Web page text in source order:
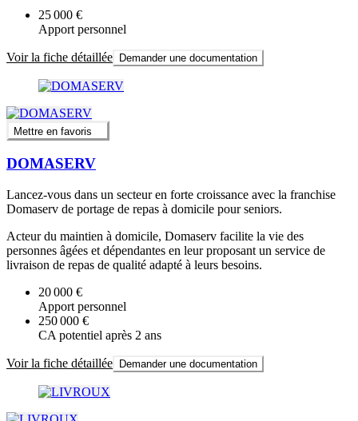
25 000 €
Apport personnel
Voir la fiche détaillée Demander une documentation
Mettre en favoris
DOMASERV
Lancez-vous dans un secteur en forte croissance avec la franchise
Domaserv de portage de repas à domicile pour seniors.
Acteur du maintien à domicile, Domaserv facilite la vie des
personnes âgées et dépendantes en leur proposant un service de
livraison de repas de qualité adapté à leurs besoins.
20 000 €
Apport personnel
250 000 €
CA potentiel après 2 ans
Voir la fiche détaillée Demander une documentation